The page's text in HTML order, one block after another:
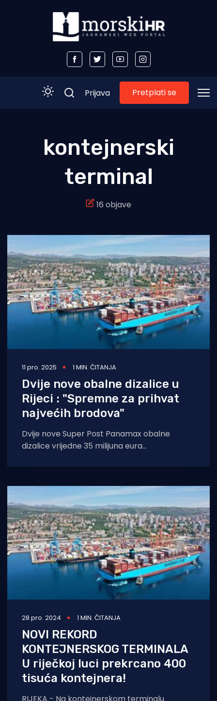
Morski plus
Turizam i nautika
Pomorstvo
Ribolov
Ekologija
Tradicija i kultura
Prijava Pretplati se
kontejnerski
terminal
16 objave
11 pro. 2025 1 MIN. ČITANJA
Dvije nove obalne dizalice u
Rijeci : "Spremne za prihvat
najvećih brodova"
Dvije nove Super Post Panamax obalne
dizalice vrijedne 35 milijuna eura
terminalu Brajdica. Ove dvije
28 pro. 2024 1 MIN. ČITANJA
NOVI REKORD
KONTEJNERSKOG TERMINALA
U riječkoj luci prekrcano 400
tisuća kontejnera!
RIJEKA - Na kontejnerskom terminalu